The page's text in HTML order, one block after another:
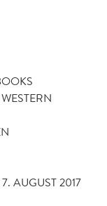
7. AUGUST 2017